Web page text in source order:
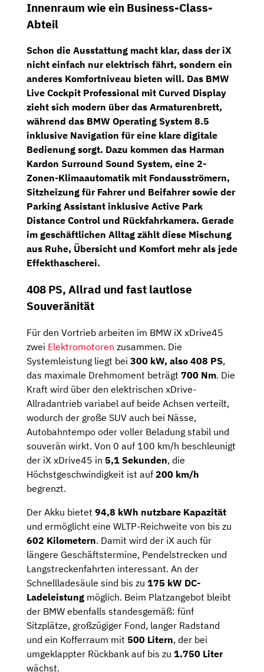
Innenraum wie ein Business-Class-
Abteil
Schon die Ausstattung macht klar, dass der iX
nicht einfach nur elektrisch fährt, sondern ein
anderes Komfortniveau bieten will. Das BMW
Live Cockpit Professional mit Curved Display
zieht sich modern über das Armaturenbrett,
während das BMW Operating System 8.5
inklusive Navigation für eine klare digitale
Bedienung sorgt. Dazu kommen das Harman
Kardon Surround Sound System, eine 2-
Zonen-Klimaautomatik mit Fondausströmern,
Sitzheizung für Fahrer und Beifahrer sowie der
Parking Assistant inklusive Active Park
Distance Control und Rückfahrkamera. Gerade
im geschäftlichen Alltag zählt diese Mischung
aus Ruhe, Übersicht und Komfort mehr als jede
Effekthascherei.
408 PS, Allrad und fast lautlose
Souveränität
Für den Vortrieb arbeiten im BMW iX xDrive45
zwei Elektromotoren zusammen. Die
Systemleistung liegt bei 300 kW, also 408 PS,
das maximale Drehmoment beträgt 700 Nm. Die
Kraft wird über den elektrischen xDrive-
Allradantrieb variabel auf beide Achsen verteilt,
wodurch der große SUV auch bei Nässe,
Autobahntempo oder voller Beladung stabil und
souverän wirkt. Von 0 auf 100 km/h beschleunigt
der iX xDrive45 in 5,1 Sekunden, die
Höchstgeschwindigkeit ist auf 200 km/h
begrenzt.
Der Akku bietet 94,8 kWh nutzbare Kapazität
und ermöglicht eine WLTP-Reichweite von bis zu
602 Kilometern. Damit wird der iX auch für
längere Geschäftstermine, Pendelstrecken und
Langstreckenfahrten interessant. An der
Schnellladesäule sind bis zu 175 kW DC-
Ladeleistung möglich. Beim Platzangebot bleibt
der BMW ebenfalls standesgemäß: fünf
Sitzplätze, großzügiger Fond, langer Radstand
und ein Kofferraum mit 500 Litern, der bei
umgeklappter Rückbank auf bis zu 1.750 Liter
wächst.